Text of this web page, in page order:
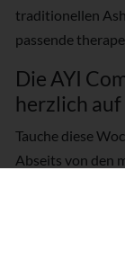
traditionellen
passende
Die AYI
herzlich auf
Tauche diese
Abseits von den